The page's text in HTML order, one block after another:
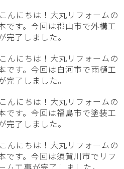
こんにちは！大丸リフォームの
です。今回は郡山市で外構工
完了しました。
こんにちは！大丸リフォームの
です。今回は白河市で雨樋工
完了しました。
こんにちは！大丸リフォームの
です。今回は福島市で塗装工
完了しました。
こんにちは！大丸リフォームの
です。今回は須賀川市でリフ